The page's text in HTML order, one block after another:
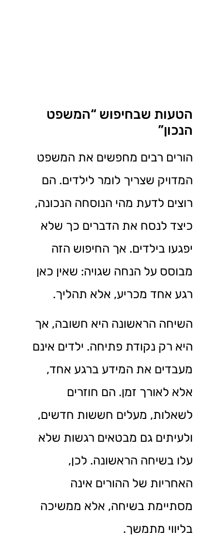
הטעות שבחיפוש “המשפט
הנכון”
הורים רבים מחפשים את המשפט
המדויק שצריך לומר לילדים. הם
רוצים לדעת מהי הנוסחה הנכונה,
כיצד לנסח את הדברים כך שלא
יפגעו בילדים. אך החיפוש הזה
מבוסס על הנחה שגויה: שאין כאן
רגע אחד מכריע, אלא תהליך.
השיחה הראשונה היא חשובה, אך
היא רק נקודת פתיחה. ילדים אינם
מעבדים את המידע ברגע אחד,
אלא לאורך זמן. הם חוזרים
לשאלות, מעלים חששות חדשים,
ולעיתים גם מבטאים רגשות שלא
עלו בשיחה הראשונה. לכן,
האחריות של ההורים אינה
מסתיימת בשיחה, אלא ממשיכה
בליווי מתמשך.